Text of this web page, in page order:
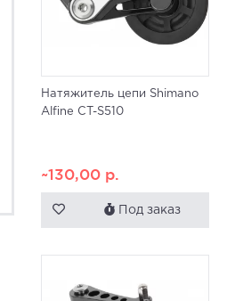
Натяжитель цепи Shimano
Alfine CT-S510
~130,00 р.
Под заказ